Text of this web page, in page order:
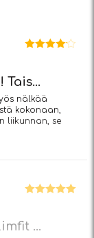
4/ 5
nälkää
kokonaan,
liikunnan, se
5...